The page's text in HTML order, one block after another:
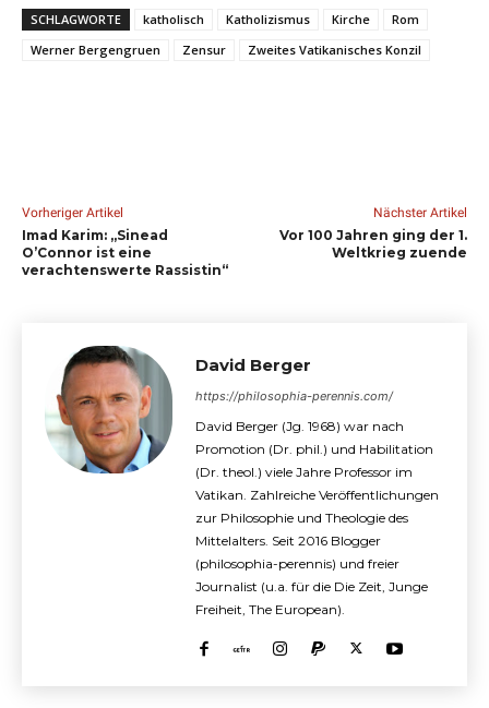
SCHLAGWORTE katholisch Katholizismus Kirche
Rom
Werner Bergengruen
Zensur Zweites Vatikanisches Konzil
Vorheriger Artikel
Imad Karim: „Sinead
O’Connor ist eine
verachtenswerte Rassistin“
Nächster Artikel
Vor 100 Jahren ging der 1.
Weltkrieg zuende
David Berger
https://philosophia-perennis.com/
David Berger (Jg. 1968) war nach
Promotion (Dr. phil.) und Habilitation
(Dr. theol.) viele Jahre Professor im
Vatikan. Zahlreiche Veröffentlichungen
zur Philosophie und Theologie des
Mittelalters. Seit 2016 Blogger
(philosophia-perennis) und freier
Journalist (u.a. für die Die Zeit, Junge
Freiheit, The European).